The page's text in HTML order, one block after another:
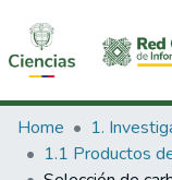
Communities &
All of DSpace
Home